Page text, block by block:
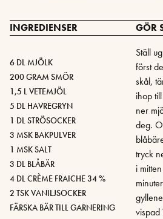
INGREDIENSER
6 DL MJÖLK
200 GRAM SMÖR
1,5 L VETEMJÖL
5 DL HAVREGRYN
1 DL STRÖSOCKER
3 MSK BAKPULVER
1 MSK SALT
3 DL BLÅBÄR
4 DL CRÈME FRAICHE 34 %
2 TSK VANILJSOCKER
FÄRSKA BÄR TILL GARNERING
GÖR
Ställ
först
skål,
ihop
ner
deg.
tryck
i
vispad